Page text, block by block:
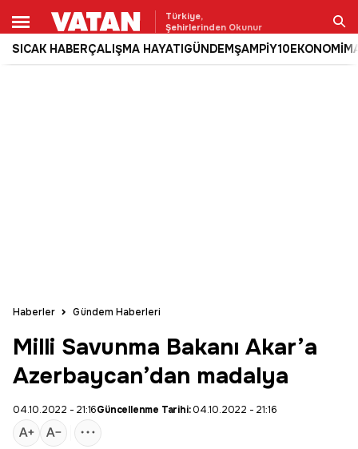
Türkiye,
Şehirlerinden Okunur
SICAK HABERÇALIŞMA HAYATIGÜNDEMŞAMPİY10EKONOMİ
Ara
Haberler Gündem Haberleri
Milli Savunma Bakanı Akar’a
Azerbaycan’dan madalya
04.10.2022 - 21:16Güncellenme Tarihi:04.10.2022 - 21:16